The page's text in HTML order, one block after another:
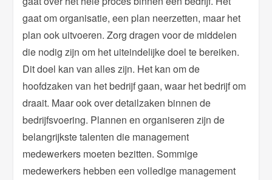
gaat om organisatie, een plan neerzetten, maar het
plan ook uitvoeren. Zorg dragen voor de middelen
die nodig zijn om het uiteindelijke doel te bereiken.
Dit doel kan van alles zijn. Het kan om de
hoofdzaken van het bedrijf gaan, waar het bedrijf om
draait. Maar ook over detailzaken binnen de
bedrijfsvoering. Plannen en organiseren zijn de
belangrijkste talenten die management
medewerkers moeten bezitten. Sommige
medewerkers hebben een volledige management